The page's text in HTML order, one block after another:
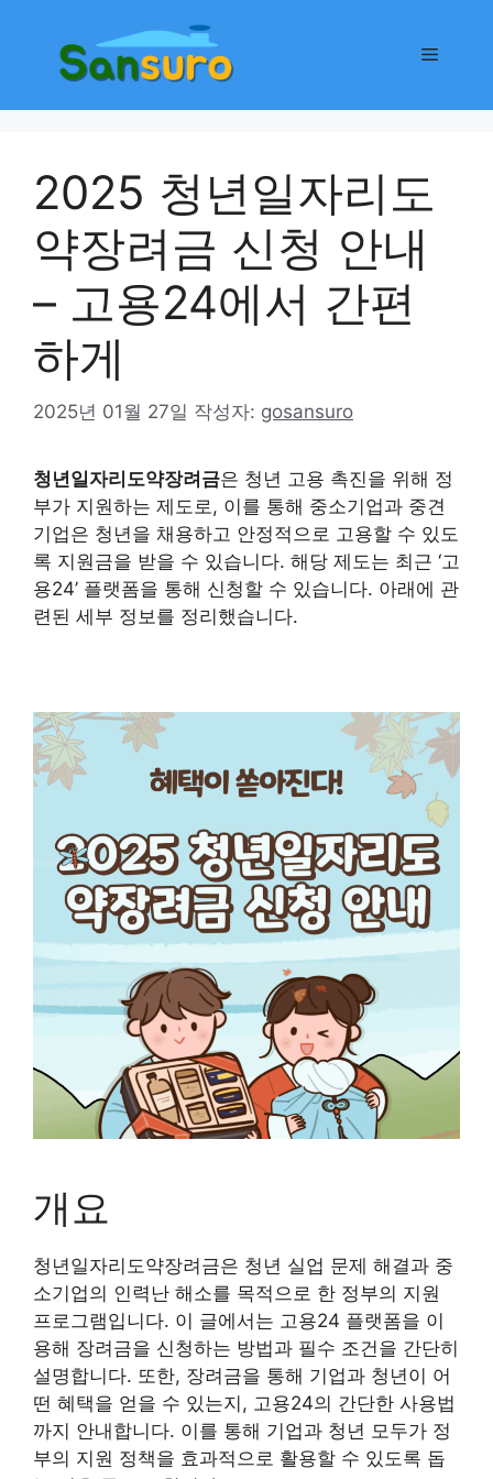
메
2025 청년일자리도
약장려금 신청 안내
– 고용24에서 간편
하게
2025년 01월 27일 작성자: gosansuro
청년일자리도약장려금은 청년 고용 촉진을 위해 정
부가 지원하는 제도로, 이를 통해 중소기업과 중견
기업은 청년을 채용하고 안정적으로 고용할 수 있도
록 지원금을 받을 수 있습니다. 해당 제도는 최근 ‘고
용24’ 플랫폼을 통해 신청할 수 있습니다. 아래에 관
련된 세부 정보를 정리했습니다.
개요
청년일자리도약장려금은 청년 실업 문제 해결과 중
소기업의 인력난 해소를 목적으로 한 정부의 지원
프로그램입니다. 이 글에서는 고용24 플랫폼을 이
용해 장려금을 신청하는 방법과 필수 조건을 간단히
설명합니다. 또한, 장려금을 통해 기업과 청년이 어
떤 혜택을 얻을 수 있는지, 고용24의 간단한 사용법
까지 안내합니다. 이를 통해 기업과 청년 모두가 정
부의 지원 정책을 효과적으로 활용할 수 있도록 돕